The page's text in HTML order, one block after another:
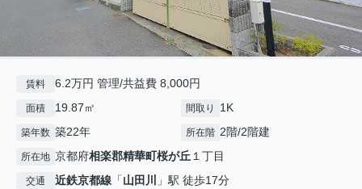
賃料 6.2万円 管理/共益費 8,000円
面積 19.87㎡ 間取り 1K
築年数 築22年 所在階 2階/2階建
所在地 京都府相楽郡精華町桜が丘 １丁目
交通 近鉄京都線 「山田川
」駅 徒歩17分